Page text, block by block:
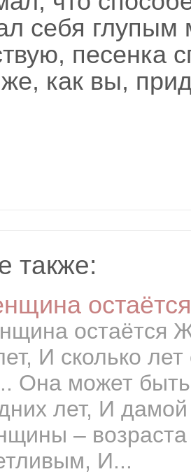
себя
песенка
как вы,
также:
остаётся
И сколько
Она может
лет, И
– возраста
И...